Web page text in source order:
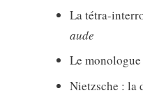
La tétra-
aude
Le
Nietzsche : la